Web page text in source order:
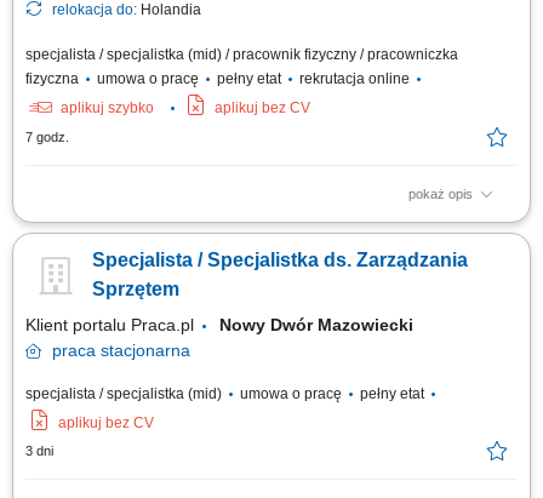
relokacja do: Holandia
specjalista / specjalistka (mid) / pracownik fizyczny / pracowniczka
fizyczna
umowa o pracę pełny etat
rekrutacja online
aplikuj szybko
aplikuj bez CV
7 godz.
pokaż opis
Praca w firmie oznacza pracę w szybko rozwijającej się,
środowiska, w którym liczą się innowacje i rozwój. Jasne procesy i praca
zespołowa pomagają ludziom skutecznie współpracować. Masz wiele
Specjalista / Specjalistka ds. Zarządzania
Sprzętem
Klient portalu Praca.pl
Nowy Dwór Mazowiecki
praca stacjonarna
specjalista / specjalistka (mid) umowa o pracę
pełny etat
aplikuj bez CV
3 dni